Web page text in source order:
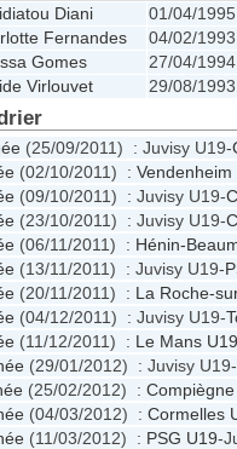
Diani
01/04/1995
Fernandes
04/02/1993
Gomes
27/04/1994
Virlouvet
29/08/1993
(25/09/2011) : Juvisy U19-
(02/10/2011) : Vendenheim
(09/10/2011) : Juvisy U19-
(23/10/2011) : Juvisy U19-
(06/11/2011) : Hénin-
(13/11/2011) : Juvisy U19-
(20/11/2011) : La Roche-
(04/12/2011) : Juvisy U19-
(11/12/2011) : Le Mans U19
(29/01/2012) : Juvisy U19-
(25/02/2012) :
(04/03/2012) : Cormelles
(11/03/2012) : PSG U19-